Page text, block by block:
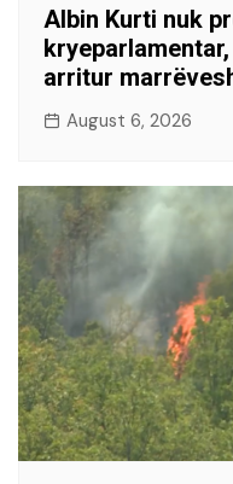
Albin Kurti nuk
arritur
August 6, 2026